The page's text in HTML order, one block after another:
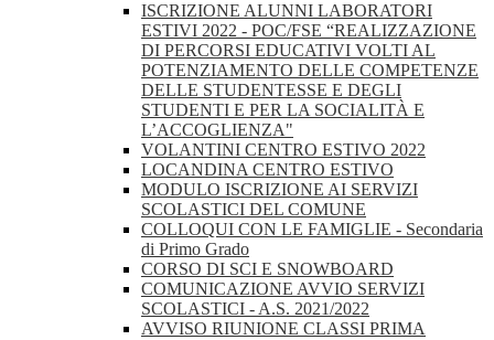
ISCRIZIONE ALUNNI LABORATORI
ESTIVI 2022 - POC/FSE “REALIZZAZIONE
DI PERCORSI EDUCATIVI VOLTI AL
POTENZIAMENTO DELLE COMPETENZE
DELLE STUDENTESSE E DEGLI
STUDENTI E PER LA SOCIALITÀ E
L’ACCOGLIENZA"
VOLANTINI CENTRO ESTIVO 2022
LOCANDINA CENTRO ESTIVO
MODULO ISCRIZIONE AI SERVIZI
SCOLASTICI DEL COMUNE
COLLOQUI CON LE FAMIGLIE - Secondaria
di Primo Grado
CORSO DI SCI E SNOWBOARD
COMUNICAZIONE AVVIO SERVIZI
SCOLASTICI - A.S. 2021/2022
AVVISO RIUNIONE CLASSI PRIMA